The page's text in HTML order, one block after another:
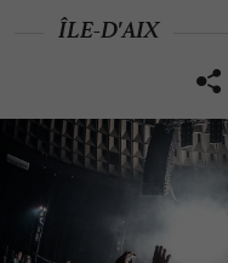
ÎLE-D'AIX